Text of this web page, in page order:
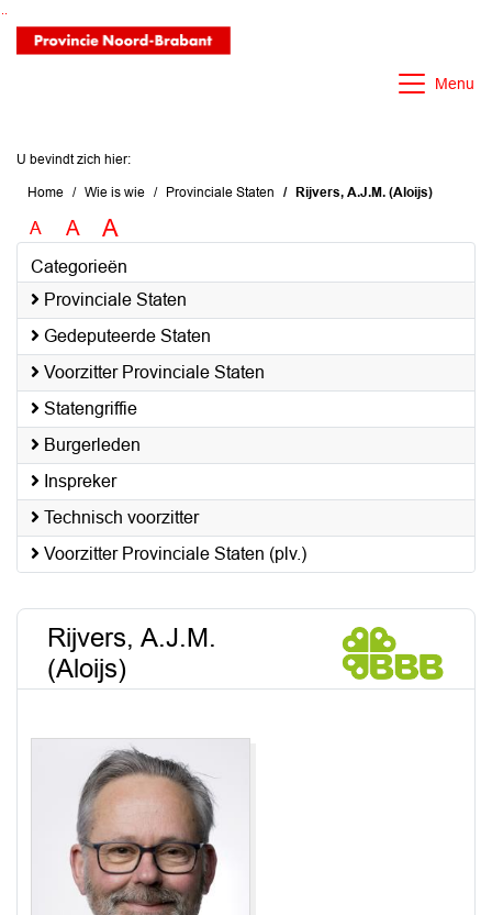
Ga naar de inhoud van deze pagina
Ga naar het zoeken
Ga naar het menu
Menu
U bevindt zich hier:
Home Wie is wie Provinciale Staten Rijvers, A.J.M. (Aloijs)
A A A
Categorieën
Provinciale Staten
Gedeputeerde Staten
Voorzitter Provinciale Staten
Statengriffie
Burgerleden
Inspreker
Technisch voorzitter
Voorzitter Provinciale Staten (plv.)
Rijvers, A.J.M.
(Aloijs)